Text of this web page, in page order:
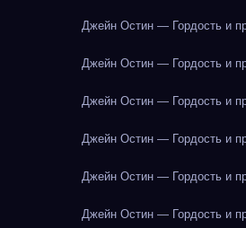
Джейн Остин — Гордость и
Джейн Остин — Гордость и
Джейн Остин — Гордость и
Джейн Остин — Гордость и
Джейн Остин — Гордость и
Джейн Остин — Гордость и